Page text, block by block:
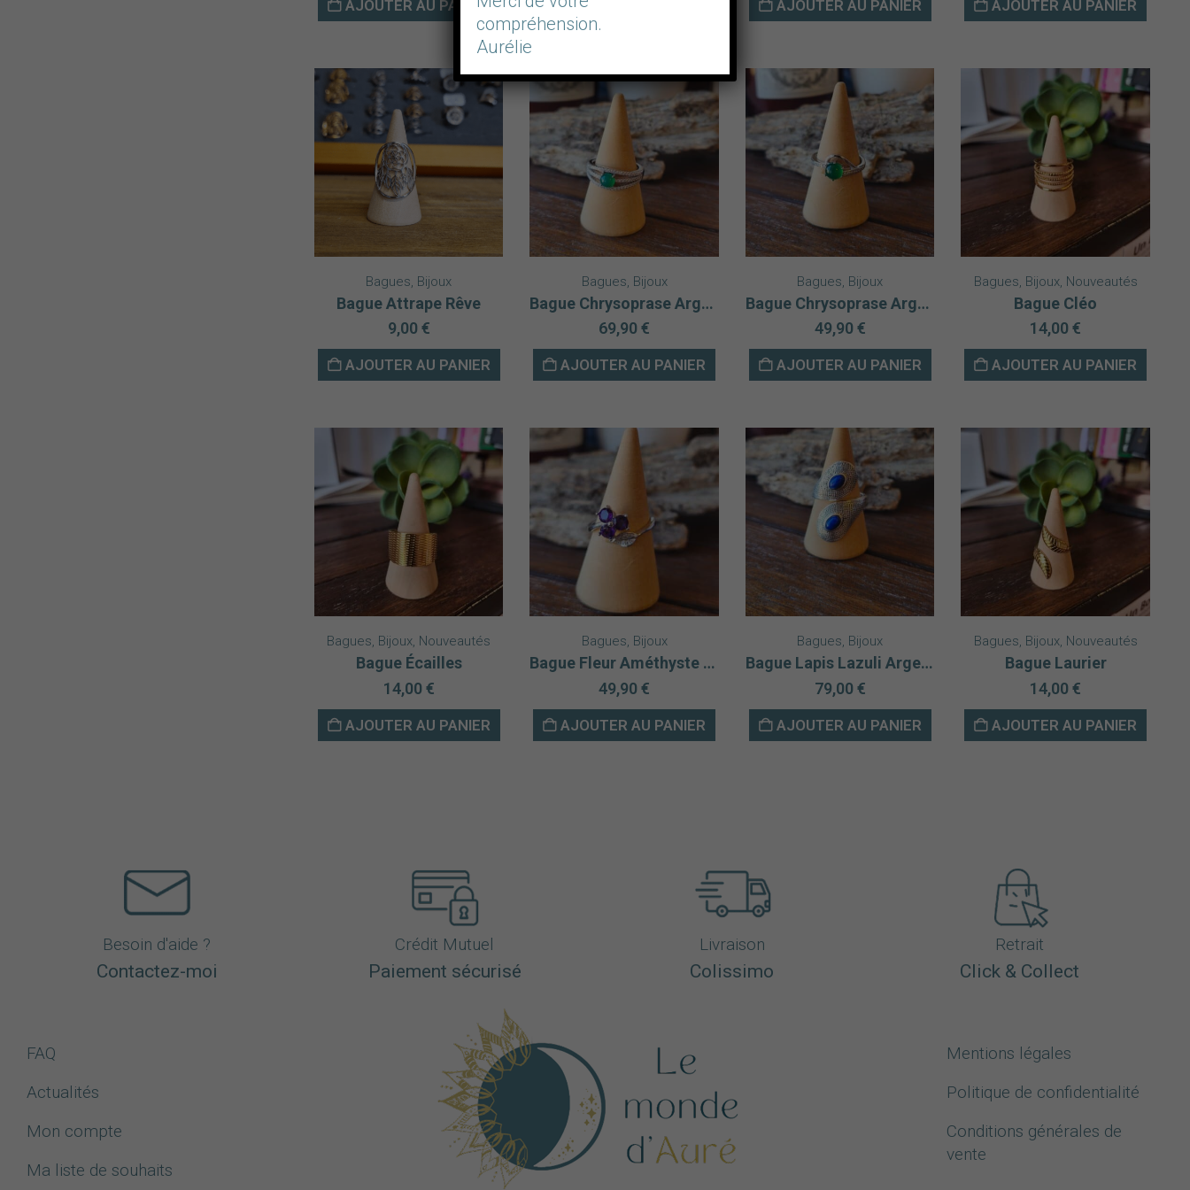
AJOUTER AU PANIER AJOUTER AU PANIER AJOUTER AU PANIER AJOUTER AU PANIER
Bagues, Bijoux
Bague Attrape Rêve
9,00 €
AJOUTER AU PANIER
Bagues, Bijoux
Bague Chrysoprase Argent rhodié 925 AAA
69,90€
AJOUTER AU PANIER
Bagues, Bijoux
Bague Chrysoprase Argent rhodié 925 AAA modèle 2
49,90 €
AJOUTER AU PANIER
Bagues, Bijoux, Nouveautés
Bague Cléo
14,00€
AJOUTER AU PANIER
Bagues, Bijoux, Nouveautés
Bague Écailles
14,00 €
AJOUTER AU PANIER
Bagues, Bijoux
Bague Fleur Améthyste Brésil Argent rhodié 925 AAA
49,90€
AJOUTER AU PANIER
Bagues, Bijoux
Bague Lapis Lazuli Argent 925
79,00 €
AJOUTER AU PANIER
Bagues, Bijoux, Nouveautés
Bague Laurier
14,00€
AJOUTER AU PANIER
Besoin d'aide ?
Contactez-moi
Crédit Mutuel
Paiement sécurisé
Livraison
Colissimo
Retrait
Click & Collect
FAQ
Actualités
Mon compte
Ma liste de souhaits
Mentions légales
Politique de confidentialité
Conditions générales de
vente
compréhension.
Aurélie